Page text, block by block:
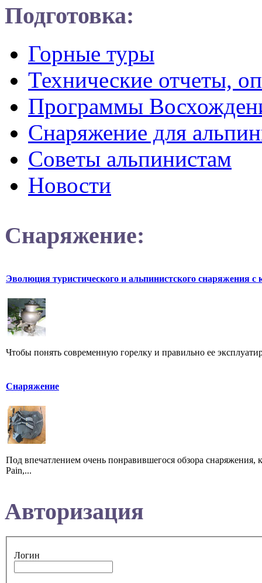
Подготовка:
Горные туры
Технические отчеты,
Программы
Снаряжение для
Советы альпинистам
Новости
Снаряжение:
Эволюция туристического и альпинистского снаряжения с
Чтобы понять современную горелку и правильно ее
Снаряжение
Под впечатлением очень понравившегося обзора
Pain,...
Авторизация
Логин